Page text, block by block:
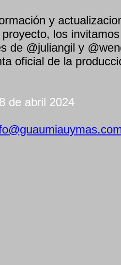
y
los
de @juliangil y
oficial de la
de abril 2024